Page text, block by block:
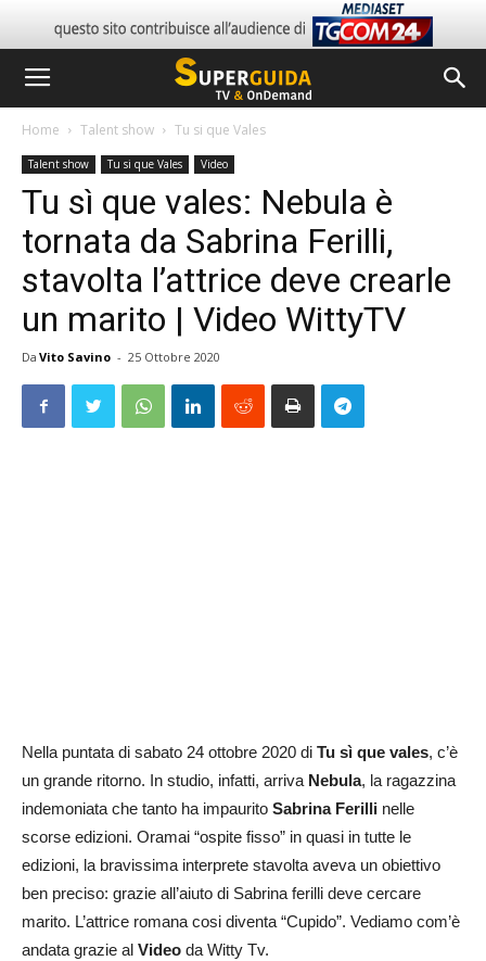
Home Talent show Tu si que Vales
Talent show Tu si que Vales Video
Tu sì que vales: Nebula è
tornata da Sabrina Ferilli,
stavolta l’attrice deve crearle
un marito | Video WittyTV
Da Vito Savino - 25 Ottobre 2020
Nella puntata di sabato 24 ottobre 2020 di Tu sì que vales, c’è
un grande ritorno. In studio, infatti, arriva Nebula, la ragazzina
indemoniata che tanto ha impaurito Sabrina Ferilli nelle
scorse edizioni. Oramai “ospite fisso” in quasi in tutte le
edizioni, la bravissima interprete stavolta aveva un obiettivo
ben preciso: grazie all’aiuto di Sabrina ferilli deve cercare
marito. L’attrice romana cosi diventa “Cupido”. Vediamo com’è
andata grazie al Video da Witty Tv.